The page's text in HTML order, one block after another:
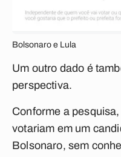
Bolsonaro e Lula
Um outro dado é
perspectiva.
Conforme a
votariam em um
Bolsonaro, sem